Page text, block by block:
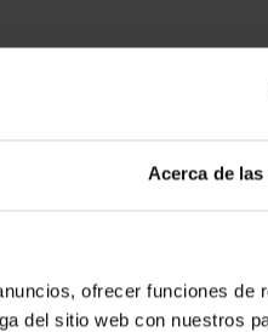
Acerca de
ofrecer funciones de
del sitio web con nuestros